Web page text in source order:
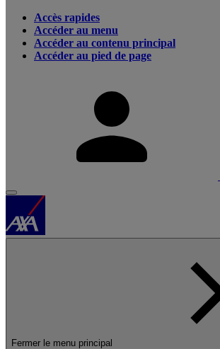
Accès rapides
Accéder au menu
Accéder au contenu principal
Accéder au pied de page
Fermer le menu principal